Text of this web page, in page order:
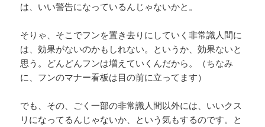
は、いい警告になっているんじゃないかと。
そりゃ、そこでフンを置き去りにしていく非常識人間に
は、効果がないのかもしれない。というか、効果ないと
思う。どんどんフンは増えていくんだから。（ちなみ
に、フンのマナー看板は目の前に立ってます）
でも、その、ごく一部の非常識人間以外には、いいクス
リになってるんじゃないか、という気もするのです。と